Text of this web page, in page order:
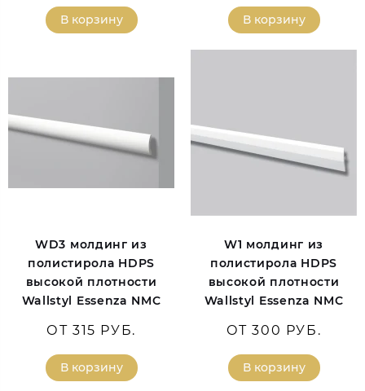
В корзину В корзину
WD3 молдинг из
полистирола HDPS
высокой плотности
Wallstyl Essenza NMC
ОТ 315 РУБ.
В корзину
W1 молдинг из
полистирола HDPS
высокой плотности
Wallstyl Essenza NMC
ОТ 300 РУБ.
В корзину